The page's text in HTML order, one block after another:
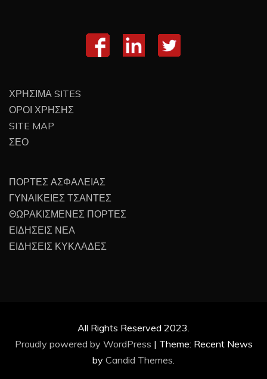
ΧΡΗΣΙΜΑ SITES
ΟΡΟΙ ΧΡΗΣΗΣ
SITE MAP
ΣΕΟ
ΠΟΡΤΕΣ ΑΣΦΑΛΕΙΑΣ
ΓΥΝΑΙΚΕΙΕΣ ΤΣΑΝΤΕΣ
ΘΩΡΑΚΙΣΜΕΝΕΣ ΠΟΡΤΕΣ
ΕΙΔΗΣΕΙΣ ΝΕΑ
ΕΙΔΗΣΕΙΣ ΚΥΚΛΑΔΕΣ
All Rights Reserved 2023.
Proudly powered by WordPress | Theme: Recent News
by Candid Themes